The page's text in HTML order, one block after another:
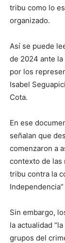
tribu como lo
organizado.
Así se puede
de 2024 ante la
por los
Isabel
Cota.
En ese
señalan que
comenzaron a
contexto de las
tribu contra la
Sin embargo,
la actualidad
grupos del